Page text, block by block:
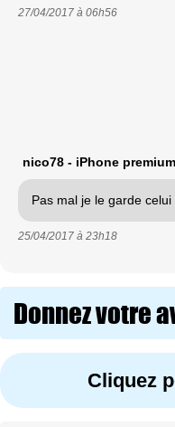
27/04/2017 à 06h56
nico78 - iPhone premium
Pas mal je le garde celui
25/04/2017 à 23h18
Donnez votre
Cliquez